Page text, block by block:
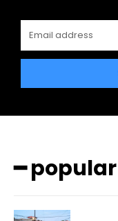
━ popular